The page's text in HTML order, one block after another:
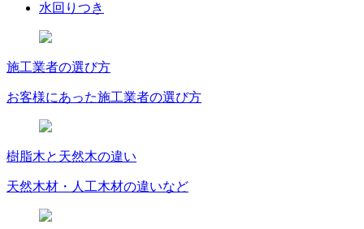
水回りつき
施工業者の選び方
お客様にあった施工業者の選び方
樹脂木と天然木の違い
天然木材・人工木材の違いなど